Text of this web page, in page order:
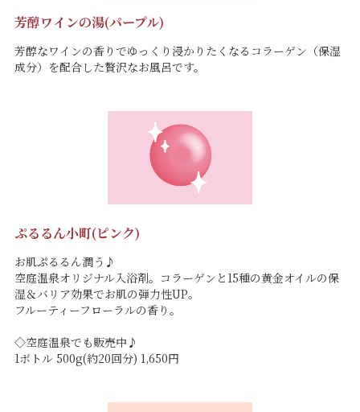
芳醇ワインの湯(パープル)
芳醇なワインの香りでゆっくり浸かりたくなるコラーゲン（保湿
成分）を配合した贅沢なお風呂です。
ぷるるん小町(ピンク)
お肌ぷるるん潤う♪
空庭温泉オリジナル入浴剤。コラーゲンと15種の黄金オイルの保
湿＆バリア効果でお肌の弾力性UP。
フルーティーフローラルの香り。
◇空庭温泉でも販売中♪
1ボトル 500g(約20回分) 1,650円